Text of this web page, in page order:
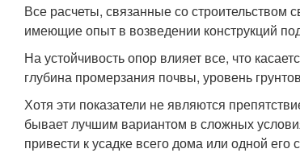
Все расчеты, связанные со
имеющие опыт в возведении конструкций
На устойчивость опор влияет все, что
глубина промерзания почвы, уровень
Хотя эти показатели не являются
бывает лучшим вариантом в сложных
привести к усадке всего дома или одной его